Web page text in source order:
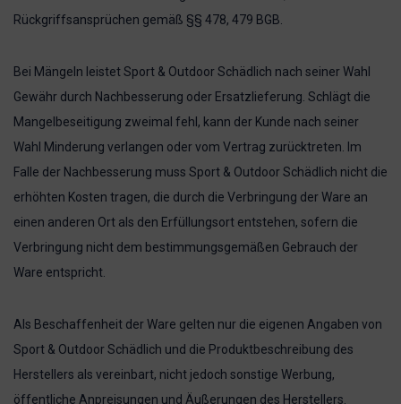
Rückgriffsansprüchen gemäß §§ 478, 479 BGB.
Bei Mängeln leistet Sport & Outdoor Schädlich nach seiner Wahl
Gewähr durch Nachbesserung oder Ersatzlieferung. Schlägt die
Mangelbeseitigung zweimal fehl, kann der Kunde nach seiner
Wahl Minderung verlangen oder vom Vertrag zurücktreten. Im
Falle der Nachbesserung muss Sport & Outdoor Schädlich nicht die
erhöhten Kosten tragen, die durch die Verbringung der Ware an
einen anderen Ort als den Erfüllungsort entstehen, sofern die
Verbringung nicht dem bestimmungsgemäßen Gebrauch der
Ware entspricht.
Als Beschaffenheit der Ware gelten nur die eigenen Angaben von
Sport & Outdoor Schädlich und die Produktbeschreibung des
Herstellers als vereinbart, nicht jedoch sonstige Werbung,
öffentliche Anpreisungen und Äußerungen des Herstellers.